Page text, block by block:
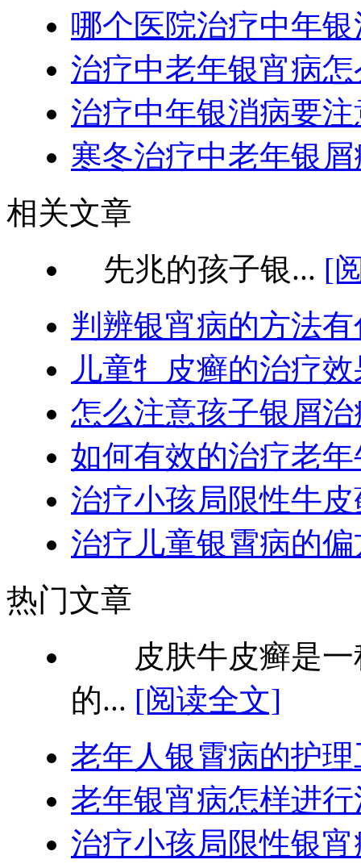
哪个医院治疗中年
治疗中老年银宵病
治疗中年银消病要
寒冬治疗中老年银
相关文章
先兆的孩子银... [
判辨银宵病的方法
儿童牜皮癣的治疗
怎么注意孩子银屑
如何有效的治疗老
治疗小孩局限性牛
治疗儿童银霄病的偏
热门文章
皮肤牛皮癣是一
的... [阅读全文]
老年人银霄病的护
老年银宵病怎样进
治疗小孩局限性银